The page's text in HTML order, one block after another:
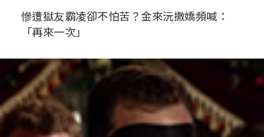
慘遭獄友霸凌卻不怕苦？金來沅撒嬌頻喊：
「再來一次」